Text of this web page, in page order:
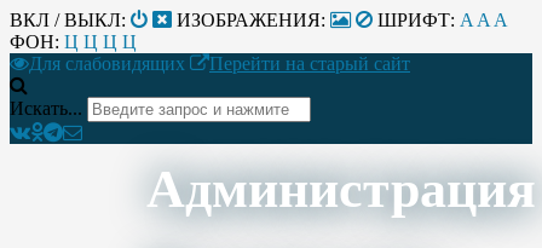
ВКЛ / ВЫКЛ: ИЗОБРАЖЕНИЯ: ШРИФТ: A A A
ФОН: Ц Ц Ц Ц
Для слабовидящих
Перейти на старый сайт
Искать...
Администрация